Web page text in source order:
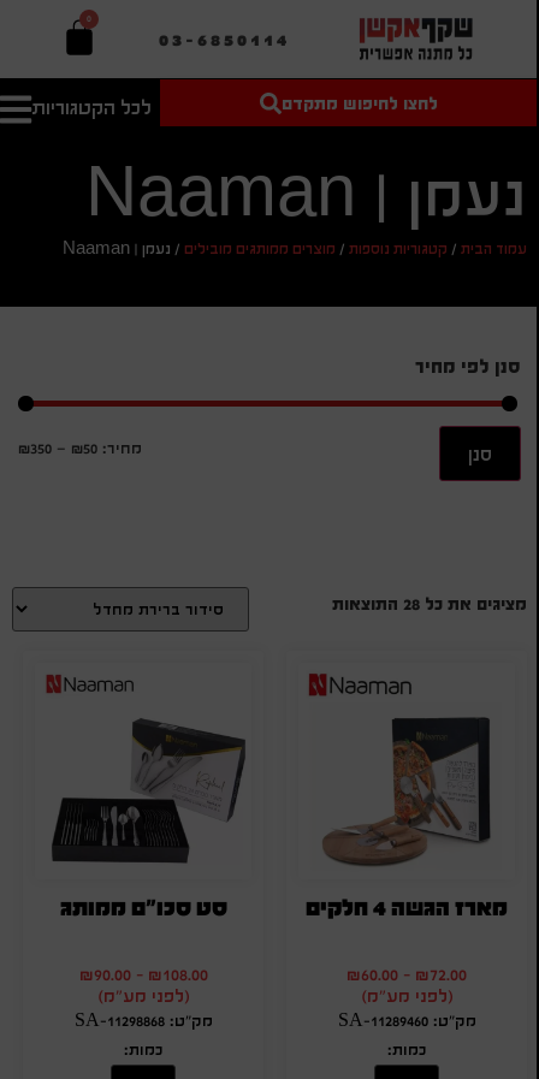
03-6850114
0
לכל הקטגוריות
טקסט חופשי
מחיר מיני'
מחיר מקס'
אישית
לחצו לחיפוש מתקדם
נעמן | Naaman
עמוד הבית/ קטגוריות נוספות/ מוצרים ממותגים מובילים/ נעמן | Naaman
סנן לפי מחיר
סנן מחיר: ₪50
—
₪350
מציגים את כל ⁦28⁩ התוצאות
מארז הגשה 4 חלקים
₪72.00
-
₪60.00
(לפני מע"מ)
מק"ט: SA-11289460
כמות:
סט סכו"ם ממותג
₪108.00
-
₪90.00
(לפני מע"מ)
מק"ט: SA-11298868
כמות: